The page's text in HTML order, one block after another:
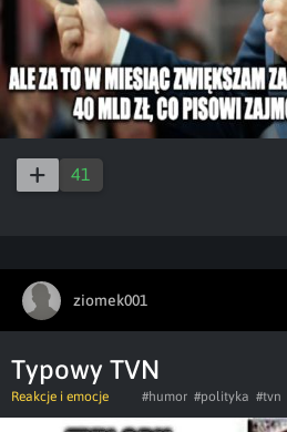
41
ziomek001
Typowy TVN
Reakcje i emocje #humor #polityka #tvn